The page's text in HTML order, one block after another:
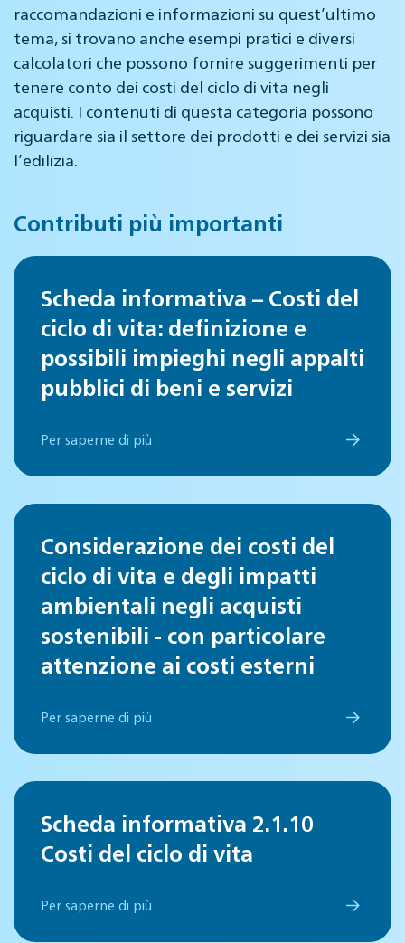
raccomandazioni e informazioni su quest’ultimo
tema, si trovano anche esempi pratici e diversi
calcolatori che possono fornire suggerimenti per
tenere conto dei costi del ciclo di vita negli
acquisti. I contenuti di questa categoria possono
riguardare sia il settore dei prodotti e dei servizi sia
l’edilizia.
Contributi più importanti
Scheda informativa – Costi del
ciclo di vita: definizione e
possibili impieghi negli appalti
pubblici di beni e servizi
Per saperne di più
Considerazione dei costi del
ciclo di vita e degli impatti
ambientali negli acquisti
sostenibili - con particolare
attenzione ai costi esterni
Per saperne di più
Scheda informativa 2.1.10
Costi del ciclo di vita
Per saperne di più